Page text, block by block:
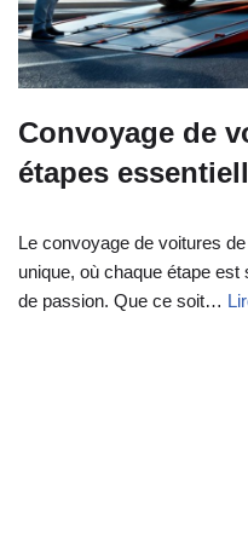
Convoyage de
étapes
Le convoyage de voitures
unique, où chaque étape
de passion. Que ce soit…